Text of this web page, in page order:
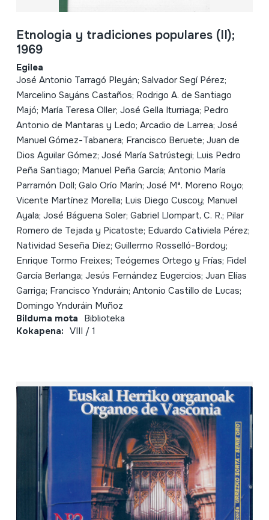
Etnologia y tradiciones populares (II);
1969
Egilea
José Antonio Tarragó Pleyán; Salvador Segí Pérez;
Marcelino Sayáns Castaños; Rodrigo A. de Santiago
Majó; María Teresa Oller; José Gella Iturriaga; Pedro
Antonio de Mantaras y Ledo; Arcadio de Larrea; José
Manuel Gómez-Tabanera; Francisco Beruete; Juan de
Dios Aguilar Gómez; José María Satrústegi; Luis Pedro
Peña Santiago; Manuel Peña García; Antonio María
Parramón Doll; Galo Orío Marín; José Mª. Moreno Royo;
Vicente Martínez Morella; Luis Diego Cuscoy; Manuel
Ayala; José Báguena Soler; Gabriel Llompart, C. R.; Pilar
Romero de Tejada y Picatoste; Eduardo Cativiela Pérez;
Natividad Seseña Díez; Guillermo Rosselló-Bordoy;
Enrique Tormo Freixes; Teógemes Ortego y Frías; Fidel
García Berlanga; Jesús Fernández Eugercios; Juan Elías
Garriga; Francisco Ynduráin; Antonio Castillo de Lucas;
Domingo Ynduráin Muñoz
Bilduma mota Biblioteka
Kokapena: VIII / 1